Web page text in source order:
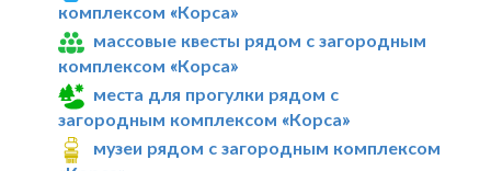
комплексом «Корса»
массовые квесты рядом с загородным
комплексом «Корса»
места для прогулки рядом с
загородным комплексом «Корса»
музеи рядом с загородным комплексом